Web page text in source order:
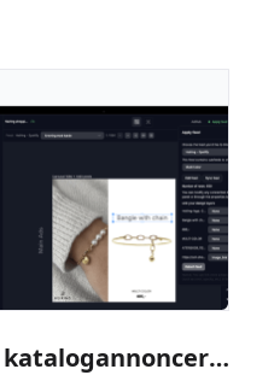
Tilpas dine katalogannoncer til forskellige placeringer